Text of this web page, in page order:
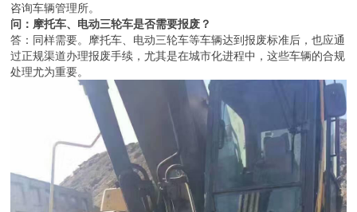
咨询车辆管理所。
问：摩托车、电动三轮车是否需要报废？
答：同样需要。摩托车、电动三轮车等车辆达到报废标准后，也应通
过正规渠道办理报废手续，尤其是在城市化进程中，这些车辆的合规
处理尤为重要。